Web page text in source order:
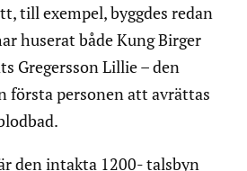
till exempel, byggdes redan
huserat både Kung Birger
Gregersson Lillie – den
första personen att avrättas
den intakta 1200- talsbyn